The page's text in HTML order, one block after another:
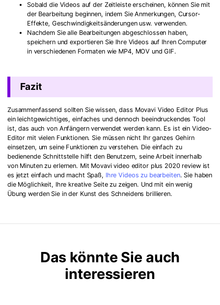
Sobald die Videos auf der Zeitleiste erscheinen, können Sie mit
der Bearbeitung beginnen, indem Sie Anmerkungen, Cursor-
Effekte, Geschwindigkeitsänderungen usw. verwenden.
Nachdem Sie alle Bearbeitungen abgeschlossen haben,
speichern und exportieren Sie Ihre Videos auf Ihren Computer
in verschiedenen Formaten wie MP4, MOV und GIF.
Fazit
Zusammenfassend sollten Sie wissen, dass Movavi Video Editor Plus
ein leichtgewichtiges, einfaches und dennoch beeindruckendes Tool
ist, das auch von Anfängern verwendet werden kann. Es ist ein Video-
Editor mit vielen Funktionen. Sie müssen nicht Ihr ganzes Gehirn
einsetzen, um seine Funktionen zu verstehen. Die einfach zu
bedienende Schnittstelle hilft den Benutzern, seine Arbeit innerhalb
von Minuten zu erlernen. Mit Movavi video editor plus 2020 review ist
es jetzt einfach und macht Spaß, Ihre Videos zu bearbeiten. Sie haben
die Möglichkeit, Ihre kreative Seite zu zeigen. Und mit ein wenig
Übung werden Sie in der Kunst des Schneidens brillieren.
Das könnte Sie auch
interessieren